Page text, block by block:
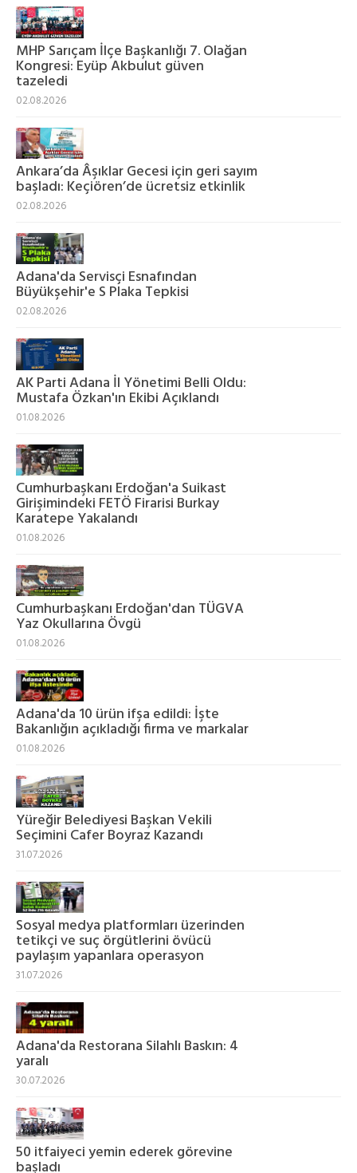
MHP Sarıçam İlçe Başkanlığı 7. Olağan
Kongresi: Eyüp Akbulut güven
tazeledi
02.08.2026
Ankara’da Âşıklar Gecesi için geri sayım
başladı: Keçiören’de ücretsiz etkinlik
02.08.2026
Adana'da Servisçi Esnafından
Büyükşehir'e S Plaka Tepkisi
02.08.2026
AK Parti Adana İl Yönetimi Belli Oldu:
Mustafa Özkan'ın Ekibi Açıklandı
01.08.2026
Cumhurbaşkanı Erdoğan'a Suikast
Girişimindeki FETÖ Firarisi Burkay
Karatepe Yakalandı
01.08.2026
Cumhurbaşkanı Erdoğan'dan TÜGVA
Yaz Okullarına Övgü
01.08.2026
Adana'da 10 ürün ifşa edildi: İşte
Bakanlığın açıkladığı firma ve markalar
01.08.2026
Yüreğir Belediyesi Başkan Vekili
Seçimini Cafer Boyraz Kazandı
31.07.2026
Sosyal medya platformları üzerinden
tetikçi ve suç örgütlerini övücü
paylaşım yapanlara operasyon
31.07.2026
Adana'da Restorana Silahlı Baskın: 4
yaralı
30.07.2026
50 itfaiyeci yemin ederek görevine
başladı